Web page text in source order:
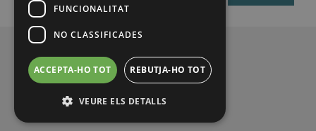
Legal notice
FUNCIONALITAT
NO CLASSIFICADES
ACCEPTA-HO TOT REBUTJA-HO TOT
VEURE ELS DETALLS